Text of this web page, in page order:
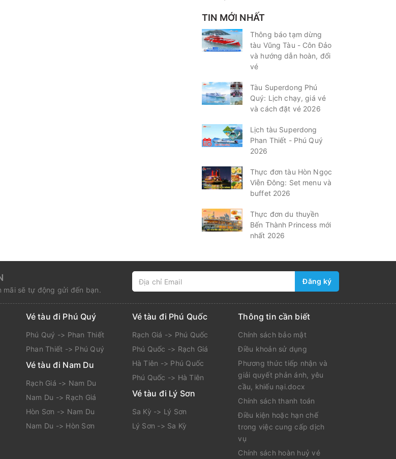
TIN MỚI NHẤT
Thông báo tạm dừng
tàu Vũng Tàu - Côn Đảo
và hướng dẫn hoàn, đổi
vé
Tàu Superdong Phú
Quý: Lịch chạy, giá vé
và cách đặt vé 2026
Lịch tàu Superdong
Phan Thiết - Phú Quý
2026
Thực đơn tàu Hòn Ngọc
Viễn Đông: Set menu và
buffet 2026
Thực đơn du thuyền
Bến Thành Princess mới
nhất 2026
mãi sẽ tự động gửi đến bạn.
Đăng ký
Vé tàu đi Phú Quý
Phú Quý -> Phan Thiết
Phan Thiết -> Phú Quý
Vé tàu đi Nam Du
Rạch Giá -> Nam Du
Nam Du -> Rạch Giá
Hòn Sơn -> Nam Du
Nam Du -> Hòn Sơn
Vé tàu đi Phú Quốc
Rạch Giá -> Phú Quốc
Phú Quốc -> Rạch Giá
Hà Tiên -> Phú Quốc
Phú Quốc -> Hà Tiên
Vé tàu đi Lý Sơn
Sa Kỳ -> Lý Sơn
Lý Sơn -> Sa Kỳ
Thông tin cần biết
Chính sách bảo mật
Điều khoản sử dụng
Phương thức tiếp nhận và
giải quyết phản ánh, yêu
cầu, khiếu nại.docx
Chính sách thanh toán
Điều kiện hoặc hạn chế
trong việc cung cấp dịch
vụ
Chính sách hoàn huỷ vé